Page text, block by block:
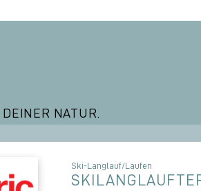
NATUR.
Ski-Langlauf/Laufen